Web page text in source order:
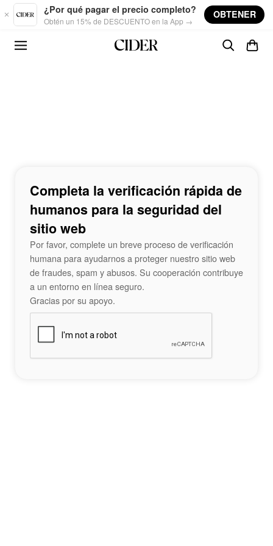
Skip to main content
¿Por qué pagar el precio completo?
Obtén un 15% de DESCUENTO en la App →
OBTENER
Completa la verificación rápida de
humanos para la seguridad del
sitio web
Por favor, complete un breve proceso de verificación
humana para ayudarnos a proteger nuestro sitio web
de fraudes, spam y abusos. Su cooperación contribuye
a un entorno en línea seguro.
Gracias por su apoyo.